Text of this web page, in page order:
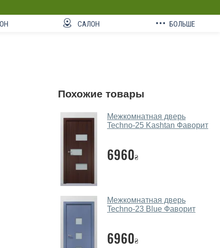
САЛОН БОЛЬШЕ
Похожие товары
Межкомнатная дверь
Techno-25 Kashtan Фаворит
6960₴
Межкомнатная дверь
Techno-23 Blue Фаворит
6960₴